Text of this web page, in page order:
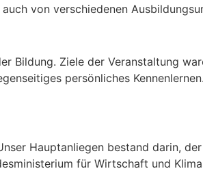
von verschiedenen
Bildung. Ziele der Veranstaltung
persönliches
Hauptanliegen bestand darin,
für Wirtschaft und